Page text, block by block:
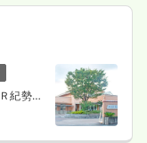
紀勢本